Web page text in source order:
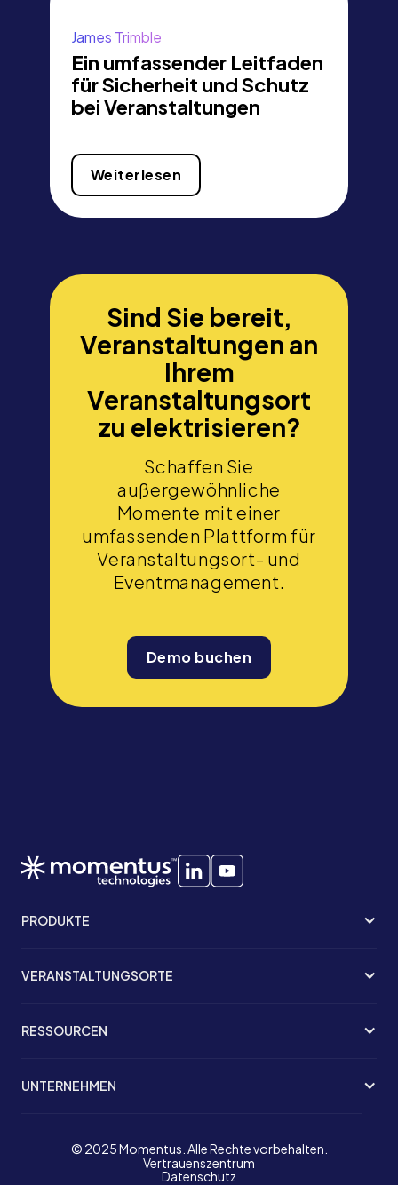
James Trimble
Ein umfassender Leitfaden
für Sicherheit und Schutz
bei Veranstaltungen
Weiterlesen
Sind Sie bereit,
Veranstaltungen an
Ihrem
Veranstaltungsort
zu elektrisieren?
Schaffen Sie
außergewöhnliche
Momente mit einer
umfassenden Plattform für
Veranstaltungsort- und
Eventmanagement.
Demo buchen
PRODUKTE
VERANSTALTUNGSORTE
RESSOURCEN
UNTERNEHMEN
© 2025 Momentus. Alle Rechte vorbehalten.
Vertrauenszentrum
Datenschutz